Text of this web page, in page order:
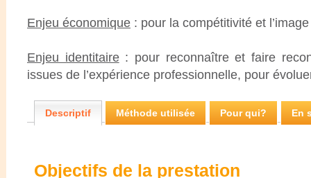
Enjeu économique : pour la compétitivité et
Enjeu identitaire: pour reconnaître et faire
issues de l’expérience professionnelle, pour
Descriptif Méthode utilisée Pour qui? En
Objectifs de la prestation